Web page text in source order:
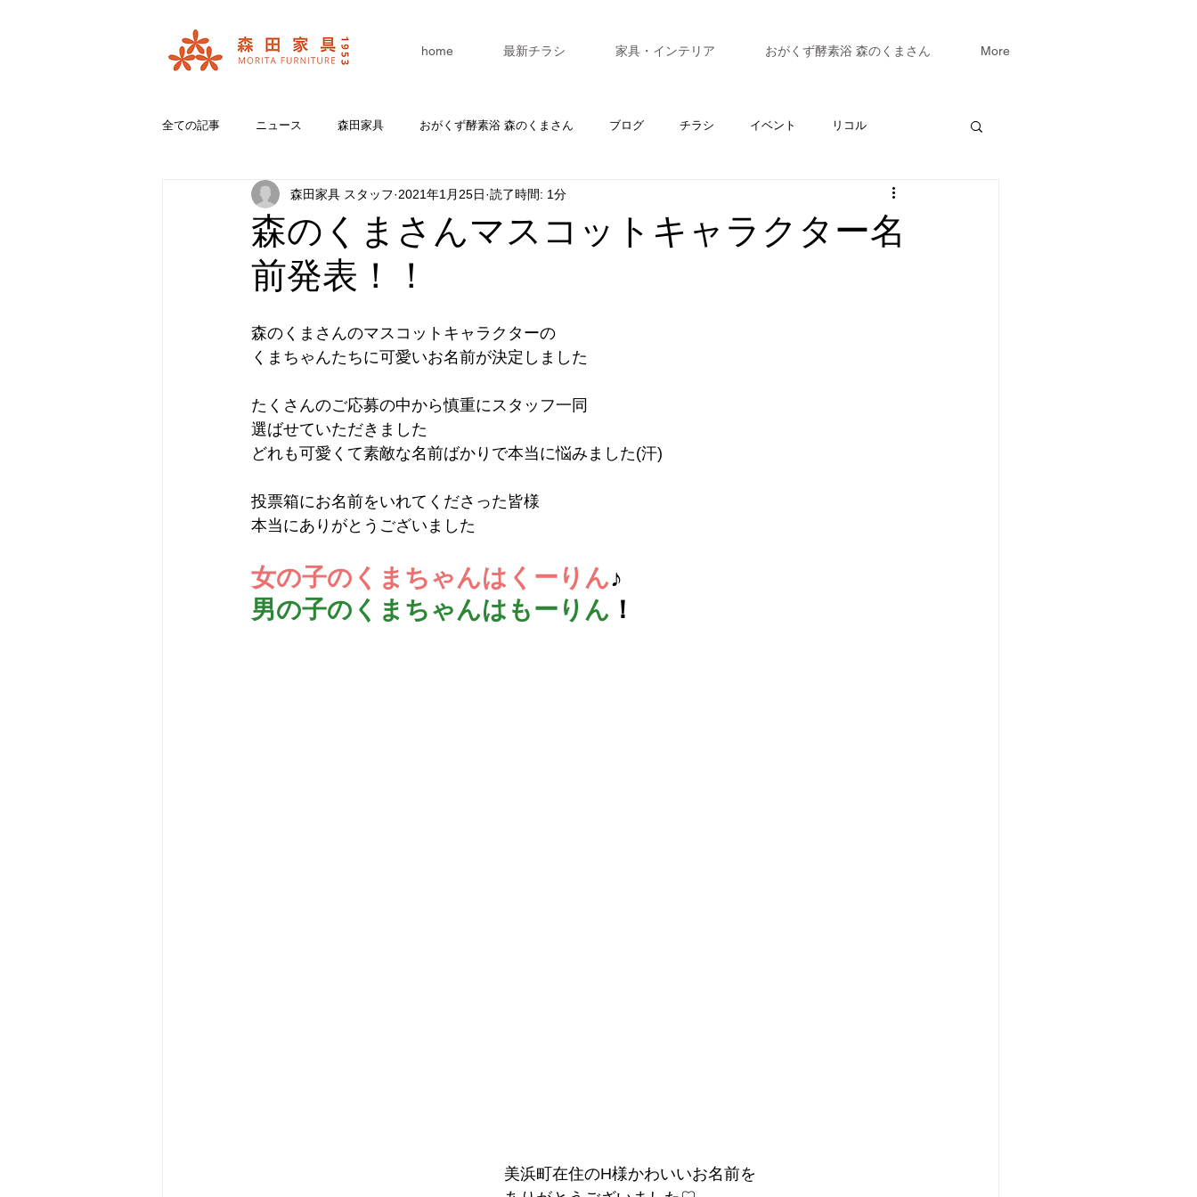
home 最新チラシ 家具・インテリア おがくず酵素浴 森のくまさん More
全ての記事 ニュース 森田家具 おがくず酵素浴 森のくまさん ブログ チラシ イベント リコル
おいいしいコラボ ブランド紹介 カレンダー マスターV3
森のくまさんマスコットキャラクター名
前発表！！
森田家具 スタッフ 2021年1月25日 読了時間: 1分
森のくまさんのマスコットキャラクターの
くまちゃんたちに可愛いお名前が決定しました
たくさんのご応募の中から慎重にスタッフ一同
選ばせていただきました
どれも可愛くて素敵な名前ばかりで本当に悩みました(汗)
投票箱にお名前をいれてくださった皆様
本当にありがとうございました
女の子のくまちゃんはくーりん♪
男の子のくまちゃんはもーりん ！
美浜町在住のH様かわいいお名前を